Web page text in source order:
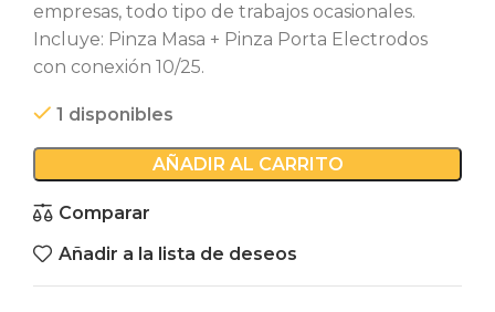
empresas, todo tipo de trabajos ocasionales.
Incluye: Pinza Masa + Pinza Porta Electrodos
con conexión 10/25.
1 disponibles
AÑADIR AL CARRITO
Comparar
Añadir a la lista de deseos